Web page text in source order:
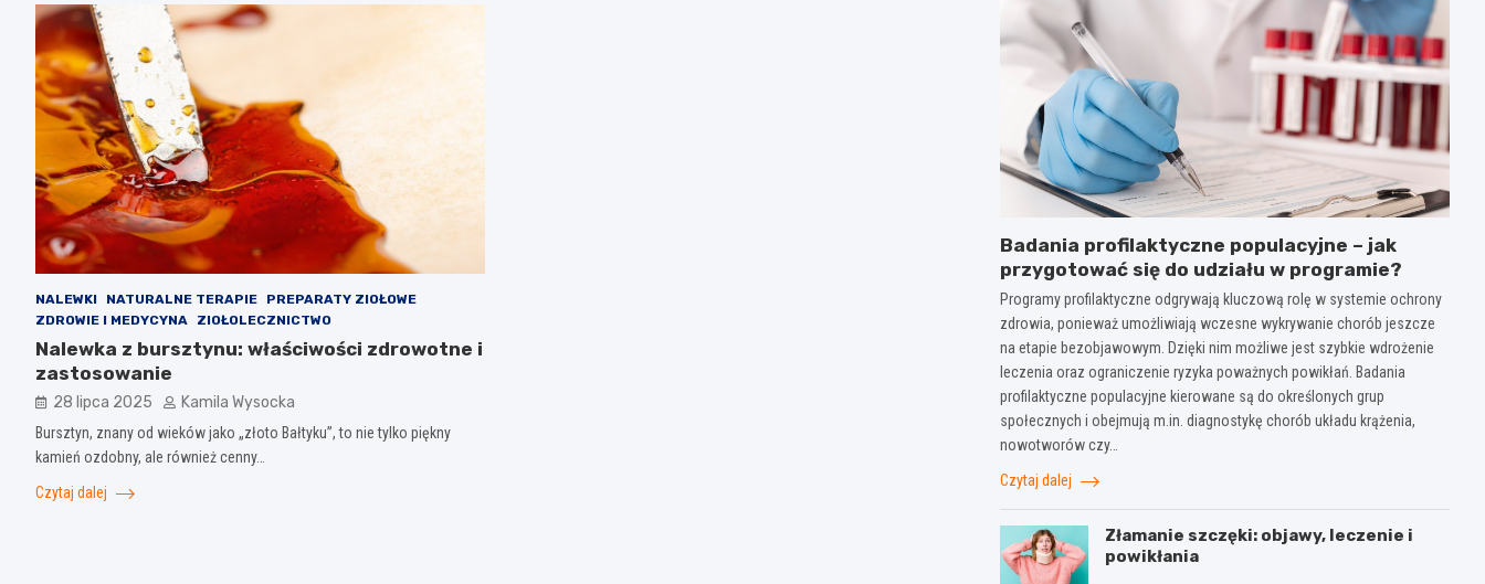
NALEWKI NATURALNE TERAPIE
PREPARATY ZIOŁOWE
ZDROWIE I MEDYCYNA
ZIOŁOLECZNICTWO
Nalewka z bursztynu: właściwości zdrowotne i
zastosowanie
28 lipca 2025 Kamila Wysocka
Bursztyn, znany od wieków jako „złoto Bałtyku”, to nie tylko piękny
kamień ozdobny, ale również cenny…
Czytaj dalej
Badania profilaktyczne populacyjne – jak
przygotować się do udziału w programie?
Programy profilaktyczne odgrywają kluczową rolę w systemie ochrony
zdrowia, ponieważ umożliwiają wczesne wykrywanie chorób jeszcze
na etapie bezobjawowym. Dzięki nim możliwe jest szybkie wdrożenie
leczenia oraz ograniczenie ryzyka poważnych powikłań. Badania
profilaktyczne populacyjne kierowane są do określonych grup
społecznych i obejmują m.in. diagnostykę chorób układu krążenia,
nowotworów czy…
Czytaj dalej
Złamanie szczęki: objawy, leczenie i
powikłania